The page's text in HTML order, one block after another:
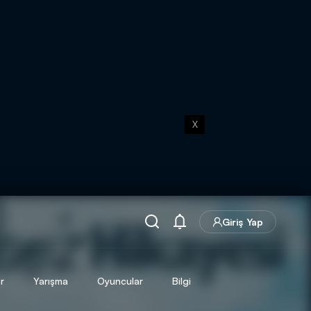
X
Giriş Yap
Yarışma Oyuncular Bilgi